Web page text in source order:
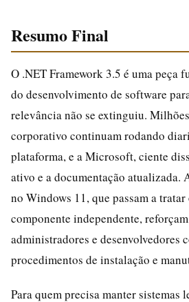
Resumo Final
O .NET Framework 3.5 é uma peça
do desenvolvimento de software
relevância não se extinguiu.
corporativo continuam rodando
plataforma, e a Microsoft, ciente
ativo e a documentação atualizada.
no Windows 11, que passam a
componente independente,
administradores e desenvolvedores
procedimentos de instalação e
Para quem precisa manter sistemas